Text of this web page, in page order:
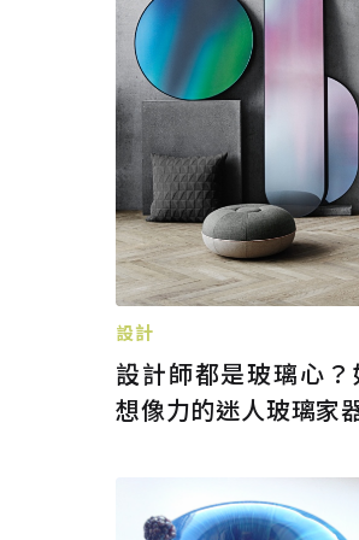
設計
設計師都是玻璃心
想像力的迷人玻璃家